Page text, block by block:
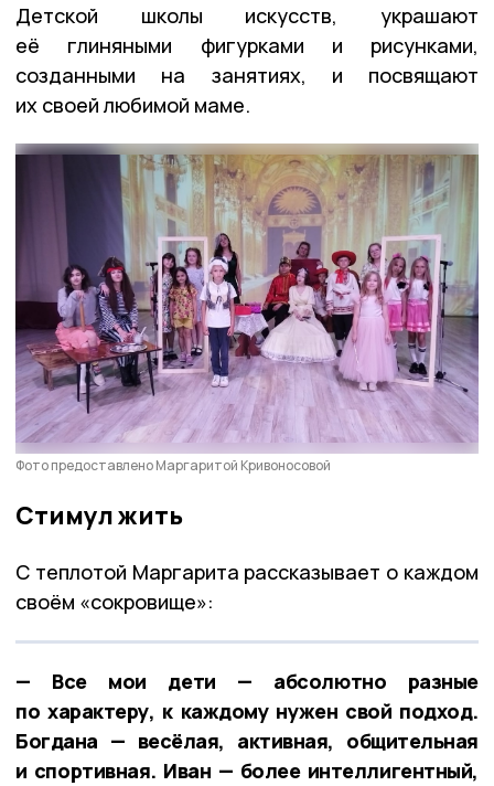
Детской школы искусств, украшают
её глиняными фигурками и рисунками,
созданными на занятиях, и посвящают
их своей любимой маме.
Фото предоставлено Маргаритой Кривоносовой
Стимул жить
С теплотой Маргарита рассказывает о каждом
своём «сокровище»:
— Все мои дети — абсолютно разные
по характеру, к каждому нужен свой подход.
Богдана — весёлая, активная, общительная
и спортивная. Иван — более интеллигентный,